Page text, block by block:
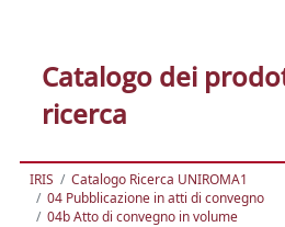
Catalogo dei
ricerca
IRIS
Catalogo Ricerca UNIROMA1
04 Pubblicazione in atti di convegno
04b Atto di convegno in volume